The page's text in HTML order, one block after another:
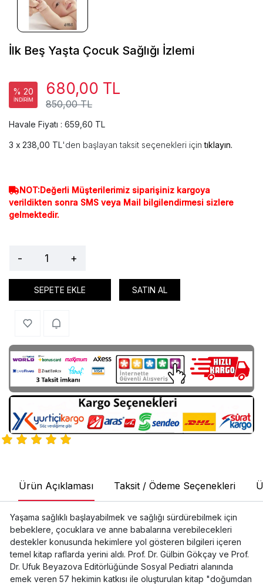
İlk Beş Yaşta Çocuk Sağlığı İzlemi
% 20
İNDİRİM 850,00 TL
680,00 TL
Havale Fiyatı : 659,60 TL
238,00 TL'den başlayan taksit seçenekleri içintıklayın.
NOT:Değerli Müşterilerimiz siparişiniz kargoya
verildikten sonra SMS veya Mail bilgilendirmesi sizlere
gelmektedir.
- +
SEPETE EKLE SATIN AL
Ürün Açıklaması Taksit / Ödeme Seçenekleri
Yaşama sağlıklı başlayabilmek ve sağlığı sürdürebilmek için
bebeklere, çocuklara ve anne babalarına verebilecekleri
destekler konusunda hekimlere yol gösteren bilgileri içeren
temel kitap raflarda yerini aldı. Prof. Dr. Gülbin Gökçay ve Prof.
Dr. Ufuk Beyazova Editörlüğünde Sosyal Pediatri alanında
emek veren 57 hekimin katkısı ile oluşturulan kitap "doğumdan